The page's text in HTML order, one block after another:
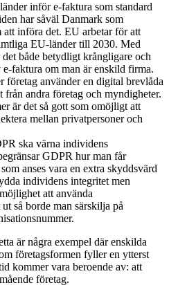
inför e-faktura som standard
har såväl Danmark som
införa det. EU arbetar för att
EU-länder till 2030. Med
både betydligt krångligare och
e-faktura om man är enskild firma.
företag använder en digital brevlåda
från andra företag och myndigheter.
är det så gott som omöjligt att
mellan privatpersoner och
ska värna individens
GDPR hur man får
anses vara en extra skyddsvärd
individens integritet men
att använda
så borde man särskilja på
är några exempel där enskilda
företagsformen fyller en ytterst
kommer vara beroende av: att
företag.